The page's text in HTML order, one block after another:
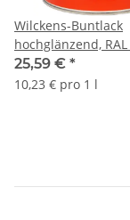
Wilckens-Buntlack
hochglänzend, RAL
Silbergrau, 2,5 l
25,59 € *
10,23 € pro 1 l